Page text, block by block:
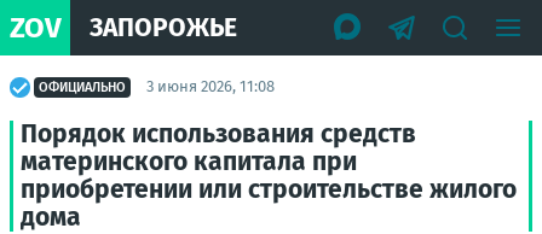
ZOV ЗАПОРОЖЬЕ
ОФИЦИАЛЬНО 3 июня 2026, 11:08
Порядок использования средств
материнского капитала при
приобретении или строительстве жилого
дома